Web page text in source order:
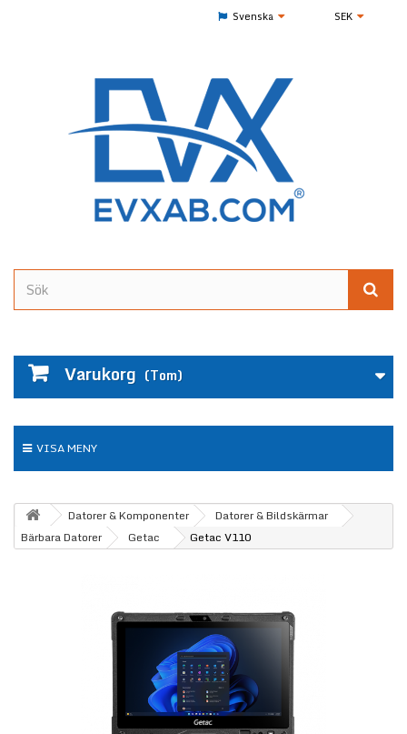
SEK
Svenska
Varukorg (Tom)
VISA MENY
Datorer & Komponenter
Datorer & Bildskärmar
Bärbara Datorer
Getac Getac V110